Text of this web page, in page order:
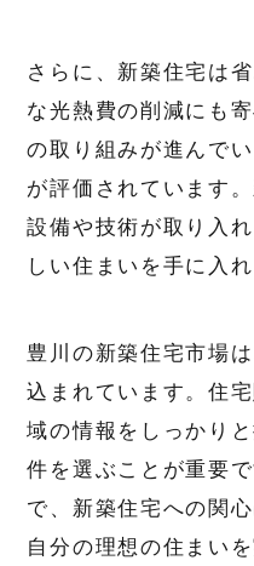
さらに、新築住宅は
な光熱費の削減にも
の取り組みが進んで
が評価されています
設備や技術が取り入
しい住まいを手に入
豊川の新築住宅市場
込まれています。住
域の情報をしっかり
件を選ぶことが重要
で、新築住宅への関
自分の理想の住まい